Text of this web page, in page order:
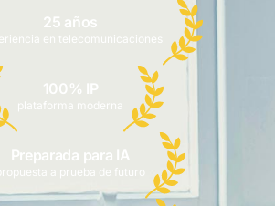
25 años
en telecomunicaciones
100% IP
plataforma moderna
Preparada para IA
a prueba de futuro